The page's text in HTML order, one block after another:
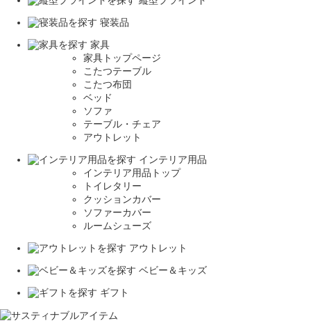
寝装品
家具
家具トップページ
こたつテーブル
こたつ布団
ベッド
ソファ
テーブル・チェア
アウトレット
インテリア用品
インテリア用品トップ
トイレタリー
クッションカバー
ソファーカバー
ルームシューズ
アウトレット
ベビー＆キッズ
ギフト